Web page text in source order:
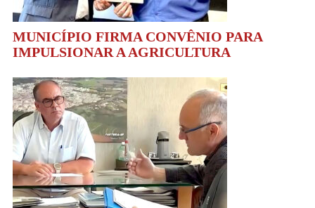
MUNICÍPIO FIRMA CONVÊNIO PARA
IMPULSIONAR A AGRICULTURA